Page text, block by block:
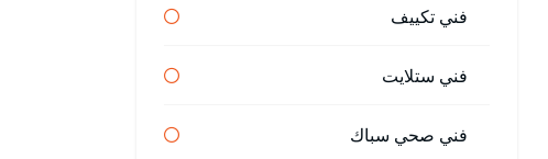
فني تكييف
فني ستلايت
فني صحي سباك